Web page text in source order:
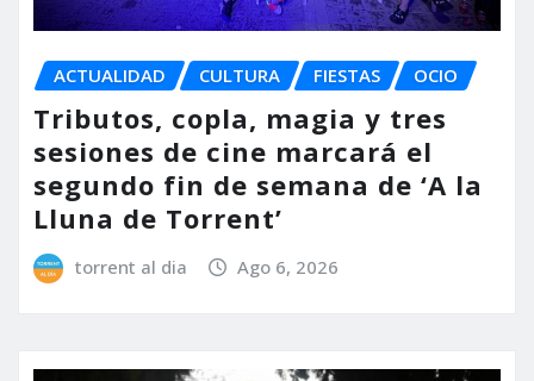
ACTUALIDAD CULTURA FIESTAS OCIO
Tributos, copla, magia y tres
sesiones de cine marcará el
segundo fin de semana de ‘A la
Lluna de Torrent’
torrent al dia Ago 6, 2026